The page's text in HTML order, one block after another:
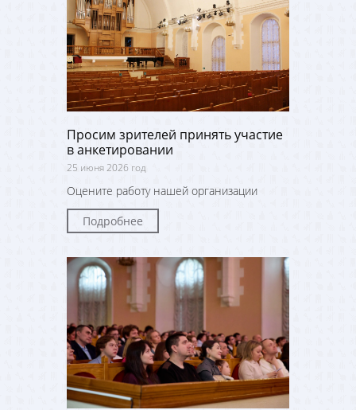
Просим зрителей принять участие
в анкетировании
25 июня 2026 год
Оцените работу нашей организации
Подробнее